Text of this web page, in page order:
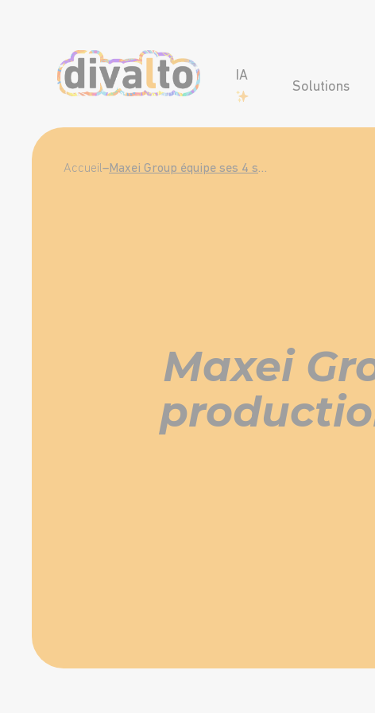
IA
Solutions
Accueil– Maxei Group équipe ses 4 sites de production du logiciel ERP Divalto infinity
Maxei